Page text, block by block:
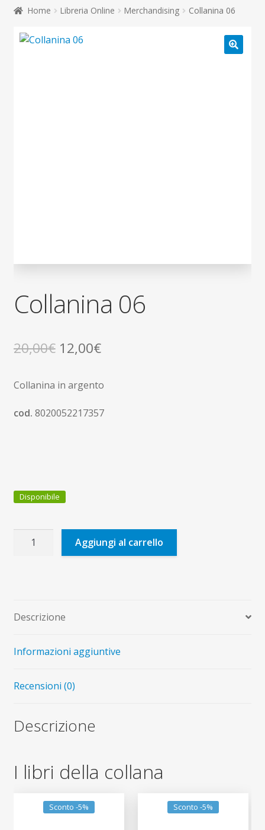
menu
child
Don Bosco
Espandi
il
Home Libreria Online Merchandising Collanina 06
Collanina 06
20,00€ Il
originale
era:
12,00€Il
attuale
è:
Collanina in argento
cod. 8020052217357
Disponibile
Collanina
Aggiungi al carrello
Descrizione
Informazioni aggiuntive
Recensioni (0)
Descrizione
I libri della collana
Sconto -5% Sconto -5%